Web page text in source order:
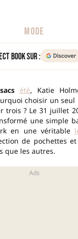
MODE
Book sur :
sacs été, Katie
choisir un seul
? Le 31 juillet
une simple
en une véritable
de pochettes
que les autres.